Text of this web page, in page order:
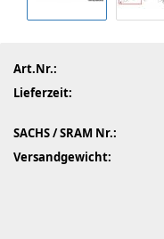
Art.Nr.:
Lieferzeit:
SACHS / SRAM Nr.:
Versandgewicht: